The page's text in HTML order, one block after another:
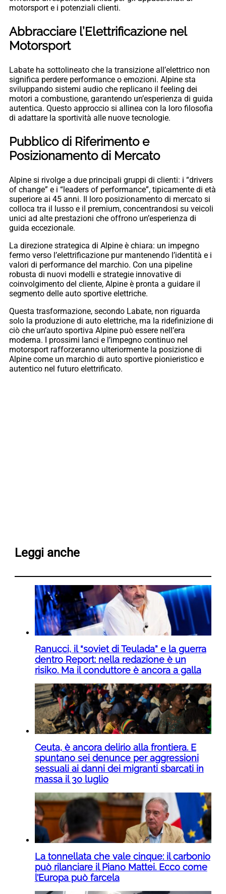
motorsport e i potenziali clienti.
Abbracciare l’Elettrificazione nel
Motorsport
Labate ha sottolineato che la transizione all’elettrico non
significa perdere performance o emozioni. Alpine sta
sviluppando sistemi audio che replicano il feeling dei
motori a combustione, garantendo un’esperienza di guida
autentica. Questo approccio si allinea con la loro filosofia
di adattare la sportività alle nuove tecnologie.
Pubblico di Riferimento e
Posizionamento di Mercato
Alpine si rivolge a due principali gruppi di clienti: i “drivers
of change” e i “leaders of performance”, tipicamente di età
superiore ai 45 anni. Il loro posizionamento di mercato si
colloca tra il lusso e il premium, concentrandosi su veicoli
unici ad alte prestazioni che offrono un’esperienza di
guida eccezionale.
La direzione strategica di Alpine è chiara: un impegno
fermo verso l’elettrificazione pur mantenendo l’identità e i
valori di performance del marchio. Con una pipeline
robusta di nuovi modelli e strategie innovative di
coinvolgimento del cliente, Alpine è pronta a guidare il
segmento delle auto sportive elettriche.
Questa trasformazione, secondo Labate, non riguarda
solo la produzione di auto elettriche, ma la ridefinizione di
ciò che un’auto sportiva Alpine può essere nell’era
moderna. I prossimi lanci e l’impegno continuo nel
motorsport rafforzeranno ulteriormente la posizione di
Alpine come un marchio di auto sportive pionieristico e
autentico nel futuro elettrificato.
Leggi anche
Ranucci, il “soviet di Teulada” e la guerra
dentro Report: nella redazione è un
risiko. Ma il conduttore è ancora a galla
Ceuta, è ancora delirio alla frontiera. E
spuntano sei denunce per aggressioni
sessuali ai danni dei migranti sbarcati in
massa il 30 luglio
La tonnellata che vale cinque: il carbonio
può rilanciare il Piano Mattei. Ecco come
l’Europa può farcela